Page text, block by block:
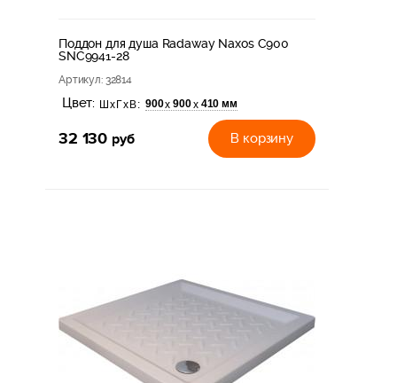
Поддон для душа Radaway Naxos C900
SNC9941-28
Артикул: 32814
Цвет: ШхГхВ: 900х 900х 410 мм
32 130 руб В корзину